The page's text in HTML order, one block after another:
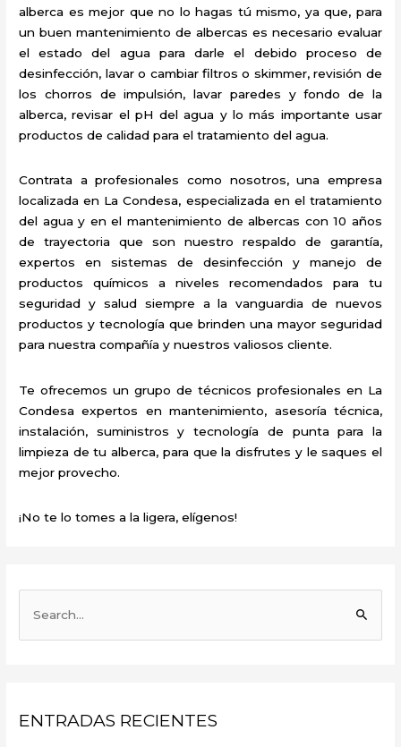
alberca es mejor que no lo hagas tú mismo, ya que, para
un buen mantenimiento de albercas es necesario evaluar
el estado del agua para darle el debido proceso de
desinfección, lavar o cambiar filtros o skimmer, revisión de
los chorros de impulsión, lavar paredes y fondo de la
alberca, revisar el pH del agua y lo más importante usar
productos de calidad para el tratamiento del agua.
Contrata a profesionales como nosotros, una empresa
localizada en La Condesa, especializada en el tratamiento
del agua y en el mantenimiento de albercas con 10 años
de trayectoria que son nuestro respaldo de garantía,
expertos en sistemas de desinfección y manejo de
productos químicos a niveles recomendados para tu
seguridad y salud siempre a la vanguardia de nuevos
productos y tecnología que brinden una mayor seguridad
para nuestra compañía y nuestros valiosos cliente.
Te ofrecemos un grupo de técnicos profesionales en La
Condesa expertos en mantenimiento, asesoría técnica,
instalación, suministros y tecnología de punta para la
limpieza de tu alberca, para que la disfrutes y le saques el
mejor provecho.
¡No te lo tomes a la ligera, elígenos!
r
ENTRADAS RECIENTES